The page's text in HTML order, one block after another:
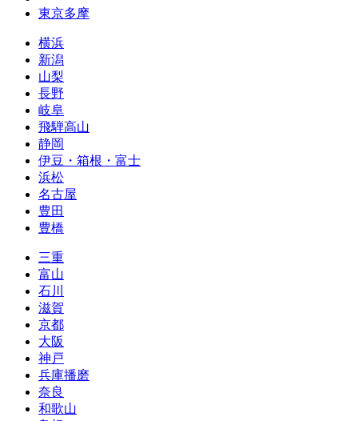
東京多摩
横浜
新潟
山梨
長野
岐阜
飛騨高山
静岡
伊豆・箱根・富士
浜松
名古屋
豊田
豊橋
三重
富山
石川
滋賀
京都
大阪
神戸
兵庫播磨
奈良
和歌山